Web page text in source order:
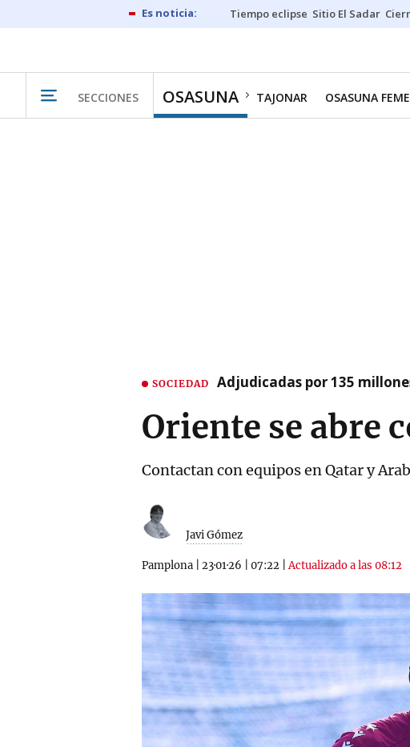
Tiempo eclipse Sitio El Sadar
SECCIONES OSASUNA TAJONAR OSASUNA
SOCIEDAD Adjudicadas por 135
Oriente se abre
Contactan con equipos en Qatar y
Javi Gómez
Pamplona 23·01·26 07:22 |Actualizado a las 08:12